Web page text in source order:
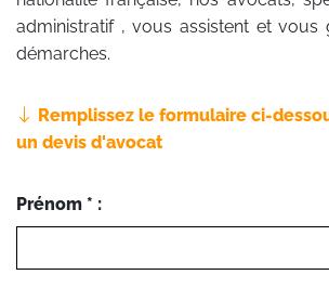
administratif , vous assistent et vous
démarches.
Remplissez le formulaire ci-
un devis d'avocat
Prénom * :